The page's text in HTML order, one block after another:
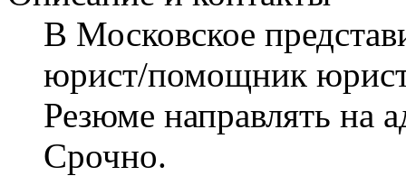
В Московское
юрист/помощник
Резюме направлять на
Срочно.